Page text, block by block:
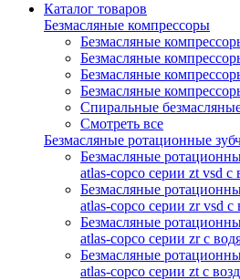
Каталог товаров
Безмасляные компрессоры
Безмасляные
Безмасляные
Безмасляные
Безмасляные
Спиральные
Смотреть все
Безмасляные ротационные
Безмасляные
atlas-copco серии zt vsd
Безмасляные
atlas-copco серии zr vsd
Безмасляные
atlas-copco серии zr с
Безмасляные
atlas-copco серии zt с